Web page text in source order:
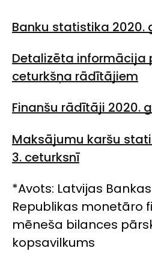
Banku statistika 2020.
Detalizēta informācija
ceturkšņa rādītājiem
Finanšu rādītāji 2020.
Maksājumu karšu
3. ceturksnī
*Avots: Latvijas
Republikas monetāro
mēneša bilances
kopsavilkums